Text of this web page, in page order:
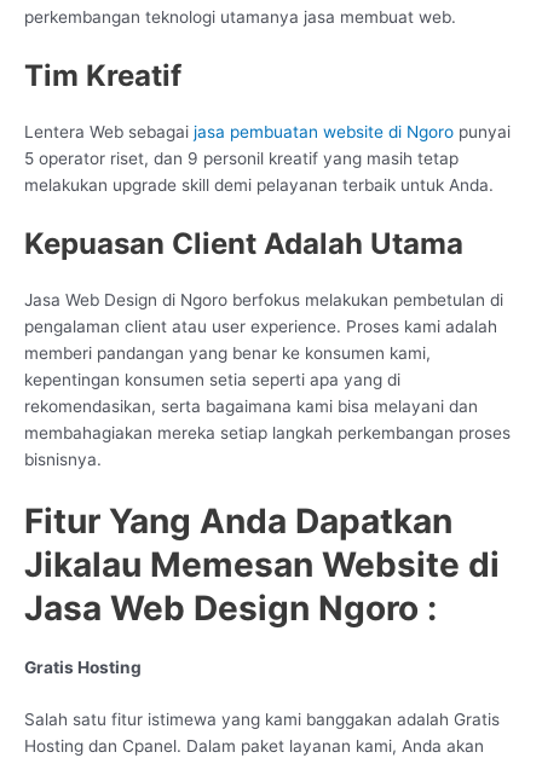
perkembangan teknologi utamanya jasa membuat web.
Tim Kreatif
Lentera Web sebagai jasa pembuatan website di Ngoro punyai
5 operator riset, dan 9 personil kreatif yang masih tetap
melakukan upgrade skill demi pelayanan terbaik untuk Anda.
Kepuasan Client Adalah Utama
Jasa Web Design di Ngoro berfokus melakukan pembetulan di
pengalaman client atau user experience. Proses kami adalah
memberi pandangan yang benar ke konsumen kami,
kepentingan konsumen setia seperti apa yang di
rekomendasikan, serta bagaimana kami bisa melayani dan
membahagiakan mereka setiap langkah perkembangan proses
bisnisnya.
Fitur Yang Anda Dapatkan
Jikalau Memesan Website di
Jasa Web Design Ngoro :
Gratis Hosting
Salah satu fitur istimewa yang kami banggakan adalah Gratis
Hosting dan Cpanel. Dalam paket layanan kami, Anda akan